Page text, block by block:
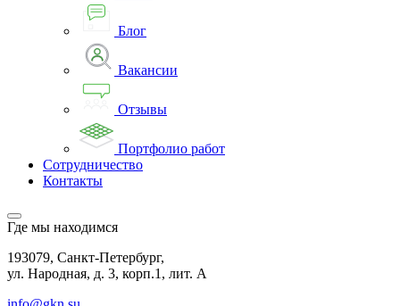
Блог
Вакансии
Отзывы
Портфолио работ
Сотрудничество
Контакты
Где мы находимся
193079, Санкт-Петербург,
ул. Народная, д. 3, корп.1, лит. А